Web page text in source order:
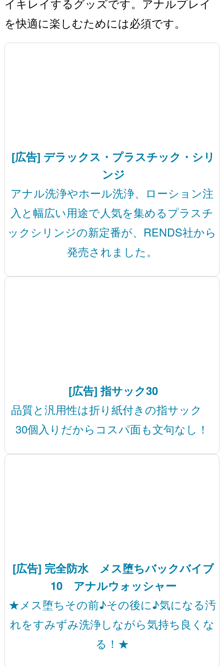
イキレイするグッズです。アナルプレイ
を快適に楽しむためには必須です。
[広告] デラックス・プラスチック・シリ
ンジ
アナル洗浄やホール洗浄、ローション注
入と幅広い用途で人気を集めるプラスチ
ックシリンジの新定番が、RENDS社から
発売されました。
[広告] 指サック30
品質と汎用性は折り紙付きの指サック
30個入りだからコスパ面も文句なし！
[広告] 完全防水 メス堕ちバックバイブ
10 アナルウォッシャー
★メス堕ちその前♪その後に♪気になる汚
れをすみずみ洗浄しながら気持ち良くな
る！★